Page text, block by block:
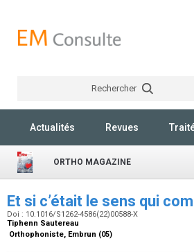
Rechercher
Actualités Revues
ORTHO MAGAZINE
Et si c’était le sens qui
Doi : 10.1016/S1262-4586(22)00588-X
Tiphenn Sautereau
Orthophoniste, Embrun (05)